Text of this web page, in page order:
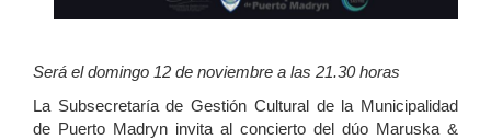
Será el domingo 12 de noviembre a las 21.30 horas
La Subsecretaría de Gestión Cultural de la Municipalidad
de Puerto Madryn invita al concierto del dúo Maruska &